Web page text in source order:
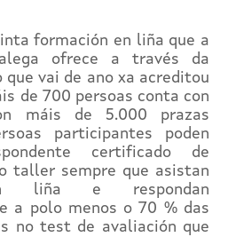
formación en liña que a
ofrece a través da
vai de ano xa acreditou
de 700 persoas conta con
máis de 5.000 prazas
participantes poden
certificado de
taller sempre que asistan
liña e respondan
a polo menos o 70 % das
no test de avaliación que